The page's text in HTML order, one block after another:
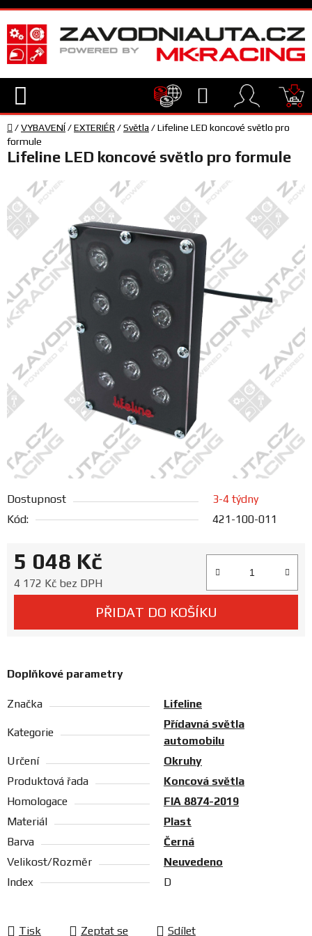
Přejít
na
obsah
Hledat
TECHNIKA
JEZDEC
TÝM
SERVIS
FANOUŠCI
Profil
firmy
Obchodní
podmínky
Doprava
Blog
Ceníky
a
katalogy
Domů
/VYBAVENÍ/EXTERIÉR /Světla /Lifeline LED koncové světlo pro
formule
Dostupnost
3-4 týdny
Kód:
421-100-011
5 048 Kč
4 172 Kč bez DPH
PŘIDAT DO KOŠÍKU
Doplňkové parametry
Značka Lifeline
Kategorie
Přídavná světla
automobilu
Určení
Okruhy
Produktová řada
Koncová světla
Homologace
FIA 8874-2019
Materiál
Plast
Barva
Černá
Velikost/Rozměr
Neuvedeno
Index
D
Tisk Zeptat se Sdílet
Lifeline LED koncové světlo pro formule